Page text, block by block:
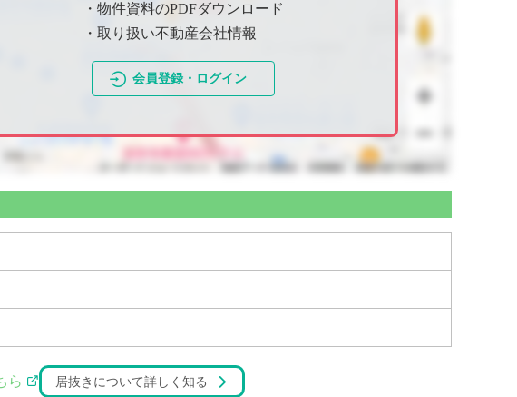
・物件資料のPDFダウンロード
・取り扱い不動産会社情報
会員登録・ログイン
ら 居抜きについて詳しく知る